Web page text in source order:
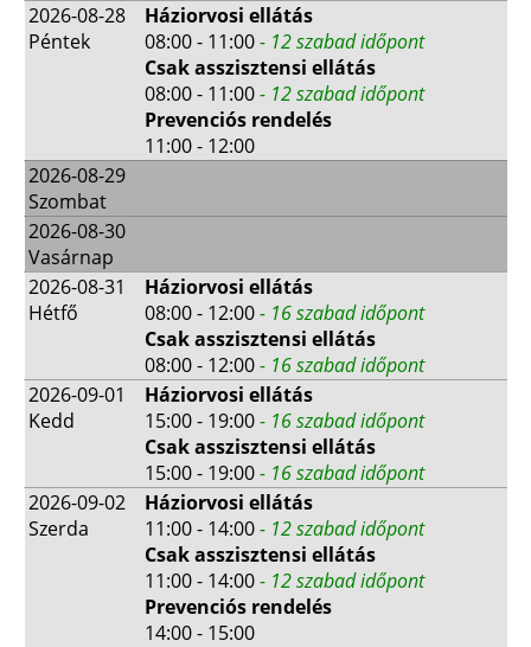
2026-08-28
Péntek
Háziorvosi ellátás
08:00 - 11:00- 12 szabad időpont
Csak asszisztensi ellátás
08:00 - 11:00- 12 szabad időpont
Prevenciós rendelés
11:00 - 12:00
2026-08-29
Szombat
2026-08-30
Vasárnap
2026-08-31
Hétfő
Háziorvosi ellátás
08:00 - 12:00- 16 szabad időpont
Csak asszisztensi ellátás
08:00 - 12:00- 16 szabad időpont
2026-09-01
Kedd
Háziorvosi ellátás
15:00 - 19:00- 16 szabad időpont
Csak asszisztensi ellátás
15:00 - 19:00- 16 szabad időpont
2026-09-02
Szerda
Háziorvosi ellátás
11:00 - 14:00- 12 szabad időpont
Csak asszisztensi ellátás
11:00 - 14:00- 12 szabad időpont
Prevenciós rendelés
14:00 - 15:00